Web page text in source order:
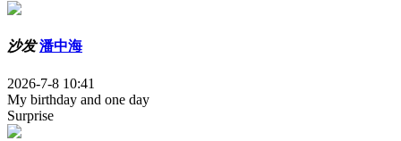
沙发 潘中海
2026-7-8 10:41
My birthday and one day
Surprise